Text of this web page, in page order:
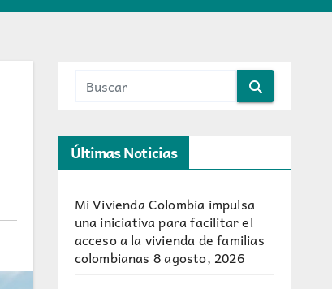
Últimas Noticias
Mi Vivienda Colombia impulsa
una iniciativa para facilitar el
acceso a la vivienda de familias
colombianas 8 agosto, 2026